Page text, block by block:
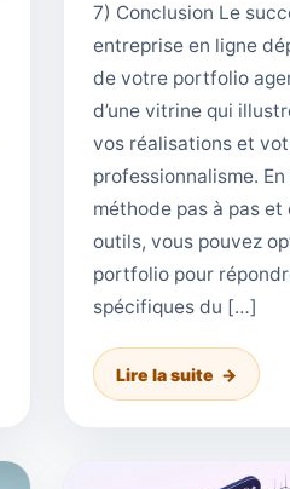
7) Conclusion Le
entreprise en ligne
de votre portfolio
d’une vitrine qui
vos réalisations et
professionnalisme.
méthode pas à pas
outils, vous pouvez
portfolio pour
spécifiques du […]
Lire la suite